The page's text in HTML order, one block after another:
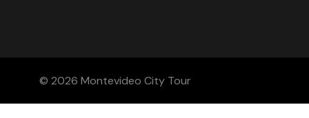
© 2026 Montevideo City Tour